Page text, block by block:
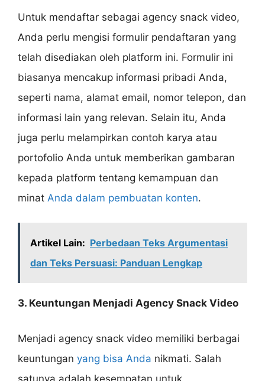
Untuk mendaftar sebagai agency snack video,
Anda perlu mengisi formulir pendaftaran yang
telah disediakan oleh platform ini. Formulir ini
biasanya mencakup informasi pribadi Anda,
seperti nama, alamat email, nomor telepon, dan
informasi lain yang relevan. Selain itu, Anda
juga perlu melampirkan contoh karya atau
portofolio Anda untuk memberikan gambaran
kepada platform tentang kemampuan dan
minat Anda dalam pembuatan konten.
Artikel Lain: Perbedaan Teks Argumentasi
dan Teks Persuasi: Panduan Lengkap
3. Keuntungan Menjadi Agency Snack Video
Menjadi agency snack video memiliki berbagai
keuntungan yang bisa Anda nikmati. Salah
satunya adalah kesempatan untuk